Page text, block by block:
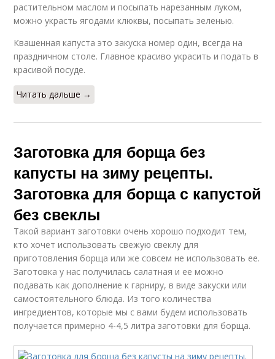
растительном маслом и посыпать нарезанным луком,
можно украсть ягодами клюквы, посыпать зеленью.
Квашенная капуста это закуска номер один, всегда на
праздничном столе. Главное красиво украсить и подать в
красивой посуде.
Читать дальше →
Заготовка для борща без
капусты на зиму рецепты.
Заготовка для борща с капустой
без свеклы
Такой вариант заготовки очень хорошо подходит тем,
кто хочет использовать свежую свеклу для
приготовления борща или же совсем не использовать ее.
Заготовка у нас получилась салатная и ее можно
подавать как дополнение к гарниру, в виде закуски или
самостоятельного блюда. Из того количества
ингредиентов, которые мы с вами будем использовать
получается примерно 4-4,5 литра заготовки для борща.